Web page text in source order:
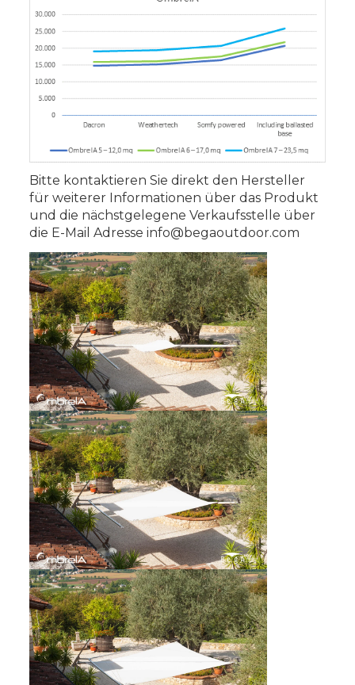
Bitte kontaktieren Sie direkt den Hersteller
für weiterer Informationen über das Produkt
und die nächstgelegene Verkaufsstelle über
die E-Mail Adresse info@begaoutdoor.com